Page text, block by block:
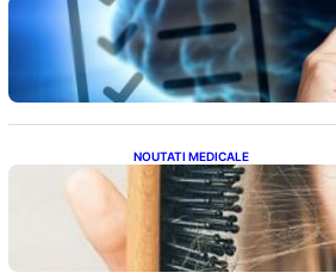
Inteligența dincolo de
ridicat care nu țin de
NOUTATI MEDICALE
Semnele unei
Impactul asupra